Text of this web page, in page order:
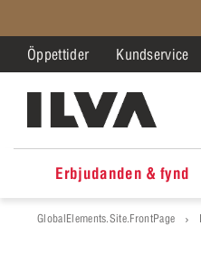
Öppettider Kundservice
Erbjudanden & fynd
GlobalElements.Site.FrontPage